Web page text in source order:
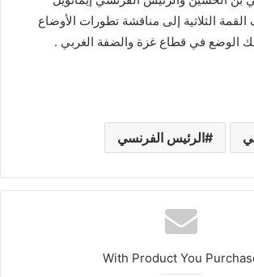
الثلاثية إلى مناقشة تطورات الأوضاع
الوضع في قطاع غزة والضفة الغربي .
الرئيس الفرنسي
With Product You